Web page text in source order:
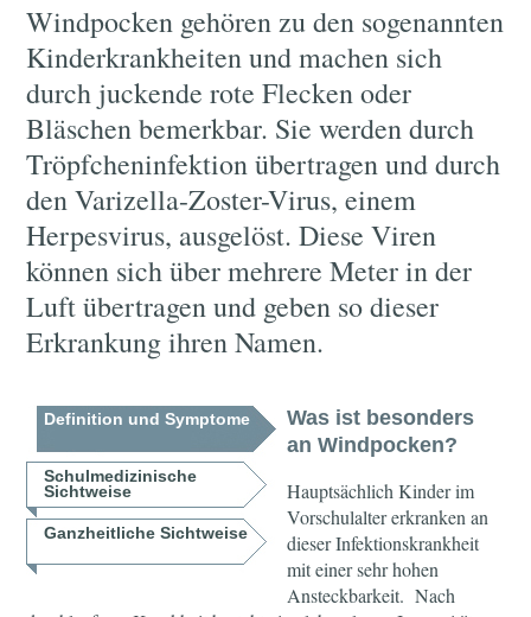
Windpocken gehören zu den sogenannten
Kinderkrankheiten und machen sich
durch juckende rote Flecken oder
Bläschen bemerkbar. Sie werden durch
Tröpfcheninfektion übertragen und durch
den Varizella-Zoster-Virus, einem
Herpesvirus, ausgelöst. Diese Viren
können sich über mehrere Meter in der
Luft übertragen und geben so dieser
Erkrankung ihren Namen.
Definition und Symptome
Schulmedizinische
Sichtweise
Ganzheitliche Sichtweise
Was ist besonders
an Windpocken?
Hauptsächlich Kinder im
Vorschulalter erkranken an
dieser Infektionskrankheit
mit einer sehr hohen
Ansteckbarkeit. Nach